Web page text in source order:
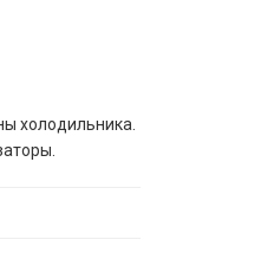
холодильника.